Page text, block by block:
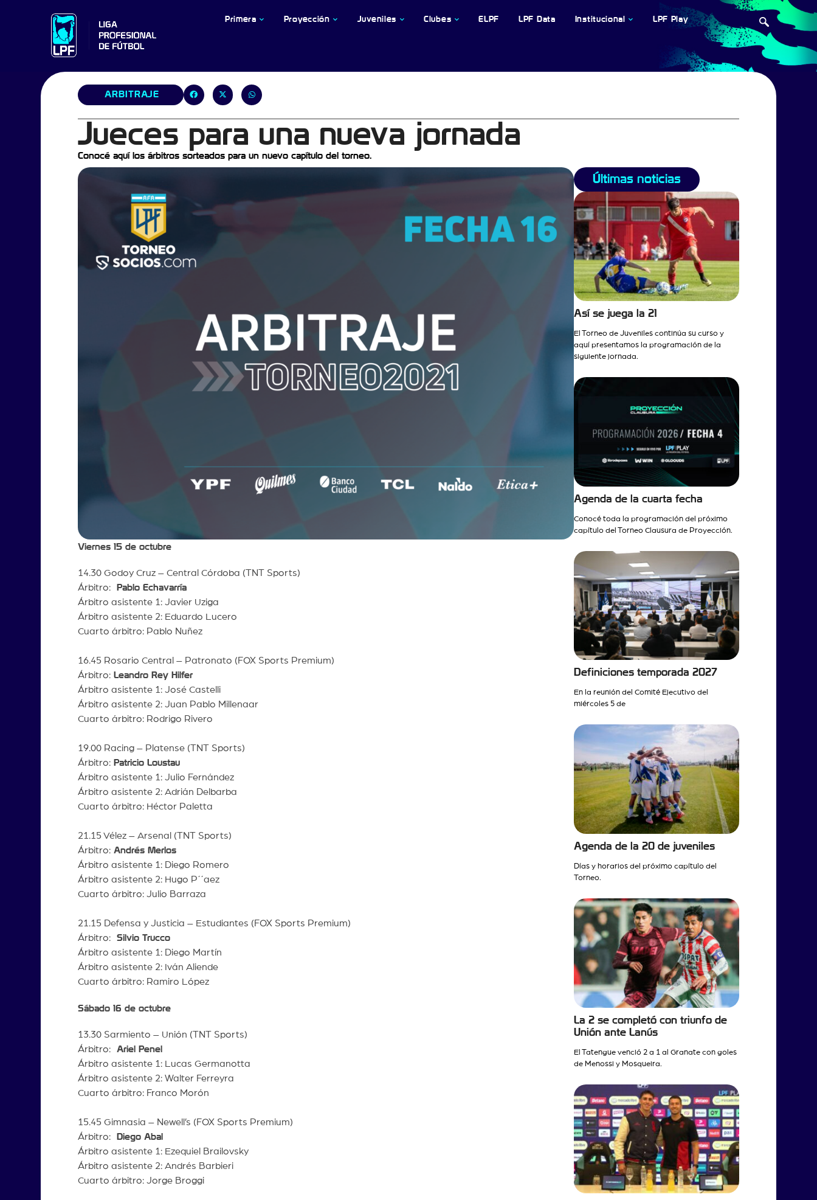
Primera Proyección Juveniles Clubes ELPF LPF Data Institucional LPF Play
ARBITRAJE
Jueces para una nueva jornada
Conocé aquí los árbitros sorteados para un nuevo capítulo del torneo.
Viernes 15 de octubre
14.30 Godoy Cruz – Central Córdoba (TNT Sports)
Árbitro:
Pablo Echavarría
Árbitro asistente 1: Javier Uziga
Árbitro asistente 2: Eduardo Lucero
Cuarto árbitro: Pablo Nuñez
16.45 Rosario Central – Patronato (FOX Sports Premium)
Árbitro:Leandro Rey Hilfer
Árbitro asistente 1: José Castelli
Árbitro asistente 2: Juan Pablo Millenaar
Cuarto árbitro: Rodrigo Rivero
19.00 Racing – Platense (TNT Sports)
Árbitro:Patricio Loustau
Árbitro asistente 1: Julio Fernández
Árbitro asistente 2: Adrián Delbarba
Cuarto árbitro: Héctor Paletta
21.15 Vélez – Arsenal (TNT Sports)
Árbitro:Andrés Merlos
Árbitro asistente 1: Diego Romero
Árbitro asistente 2: Hugo P´´aez
Cuarto árbitro: Julio Barraza
21.15 Defensa y Justicia – Estudiantes (FOX Sports Premium)
Árbitro: Silvio Trucco
Árbitro asistente 1: Diego Martín
Árbitro asistente 2: Iván Aliende
Cuarto árbitro: Ramiro López
Sábado 16 de octubre
13.30 Sarmiento – Unión (TNT Sports)
Árbitro: Ariel Penel
Árbitro asistente 1: Lucas Germanotta
Árbitro asistente 2: Walter Ferreyra
Cuarto árbitro: Franco Morón
15.45 Gimnasia – Newell’s (FOX Sports Premium)
Árbitro:
Diego Abal
Árbitro asistente 1: Ezequiel Brailovsky
Árbitro asistente 2: Andrés Barbieri
Cuarto árbitro: Jorge Broggi
Últimas noticias
Así se juega la 21
El Torneo de Juveniles continúa su curso y
aquí presentamos la programación de la
siguiente jornada.
Agenda de la cuarta fecha
Conocé toda la programación del próximo
capítulo del Torneo Clausura de Proyección.
Definiciones temporada 2027
En la reunión del Comité Ejecutivo del
miércoles 5 de
Agenda de la 20 de juveniles
Días y horarios del próximo capítulo del
Torneo.
La 2 se completó con triunfo de
Unión ante Lanús
El Tatengue venció 2 a 1 al Granate con goles
de Menossi y Mosqueira.